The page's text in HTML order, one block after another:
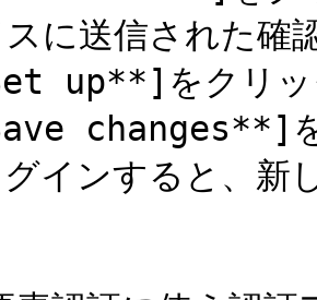
に送信された確
up**]をクリッ
changes**]を
インすると、新